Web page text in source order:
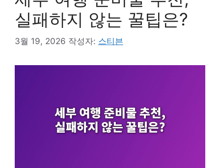
실패하지 않는 꿀팁은?
3월 19, 2026 작성자: 스티븐